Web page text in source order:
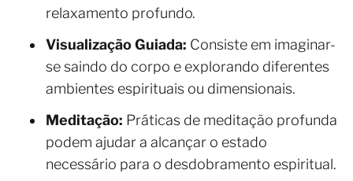
relaxamento profundo.
Visualização Guiada: Consiste em imaginar-
se saindo do corpo e explorando diferentes
ambientes espirituais ou dimensionais.
Meditação: Práticas de meditação profunda
podem ajudar a alcançar o estado
necessário para o desdobramento espiritual.